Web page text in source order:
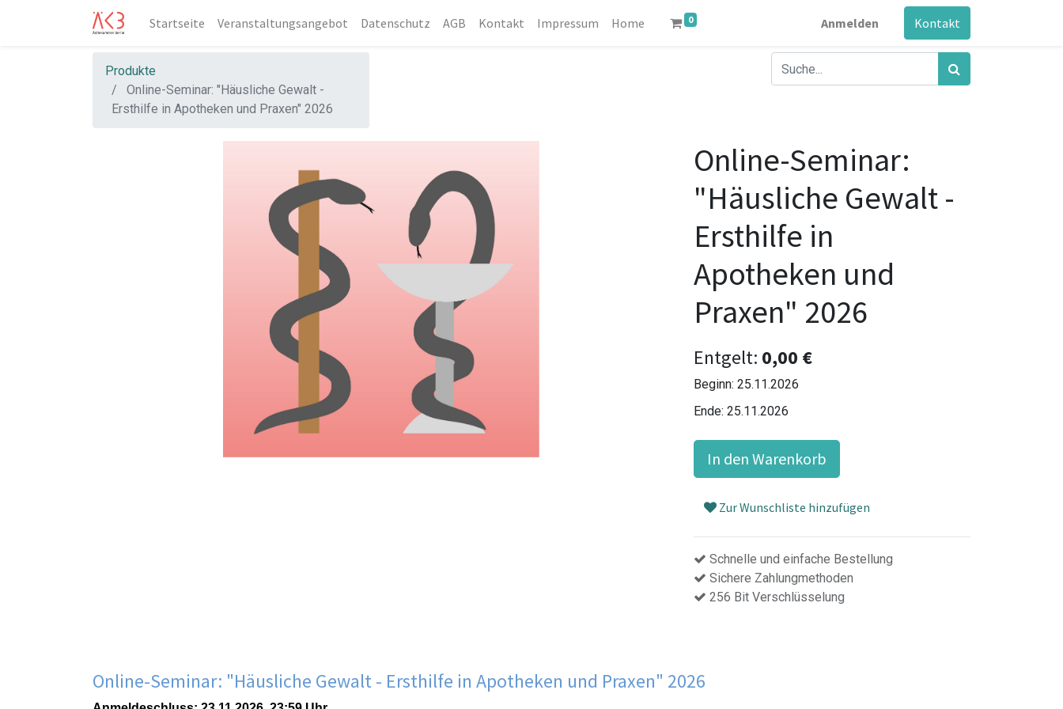
Startseite Veranstaltungsangebot Datenschutz AGB Kontakt Impressum Home 0 Anmelden Kontakt
Produkte
Online-Seminar: "Häusliche Gewalt -
Ersthilfe in Apotheken und Praxen" 2026
Online-Seminar:
"Häusliche Gewalt -
Ersthilfe in
Apotheken und
Praxen" 2026
Entgelt: 0,00 €
Beginn: 25.11.2026
Ende: 25.11.2026
In den Warenkorb
Zur Wunschliste hinzufügen
Schnelle und einfache Bestellung
Sichere Zahlungmethoden
256 Bit Verschlüsselung
Online-Seminar: "Häusliche Gewalt - Ersthilfe in Apotheken und Praxen" 2026